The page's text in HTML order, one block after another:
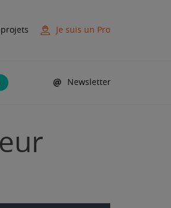
Je suis un Pro
Newsletter